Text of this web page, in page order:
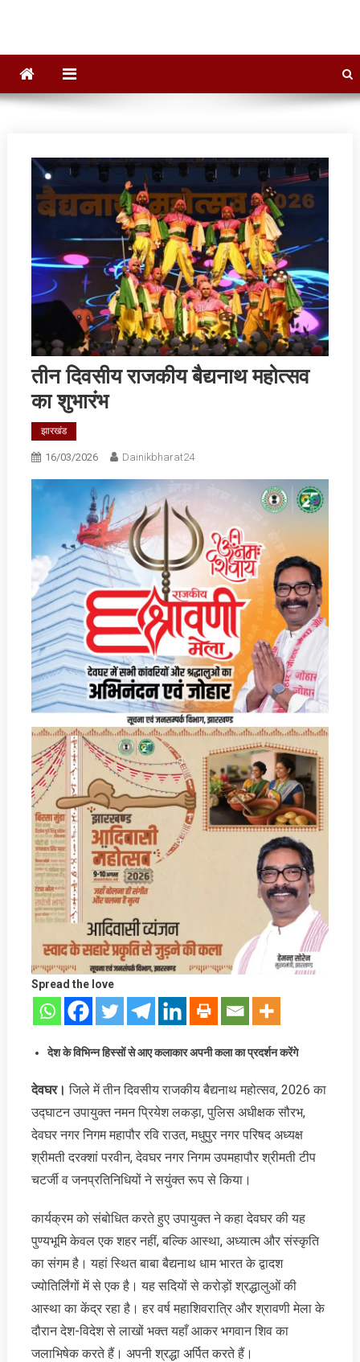
तीन दिवसीय राजकीय बैद्यनाथ महोत्सव
का शुभारंभ
झारखंड
16/03/2026 Dainikbharat24
Spread the love
देश के विभिन्न हिस्सों से आए कलाकार अपनी कला का प्रदर्शन करेंगे
देवघर। जिले में तीन दिवसीय राजकीय बैद्यनाथ महोत्सव, 2026 का
उद्घाटन उपायुक्त नमन प्रियेश लकड़ा, पुलिस अधीक्षक सौरभ,
देवघर नगर निगम महापौर रवि राउत, मधुपुर नगर परिषद अध्यक्ष
श्रीमती दरक्शां परवीन, देवघर नगर निगम उपमहापौर श्रीमती टीप
चटर्जी व जनप्रतिनिधियों ने सयुंक्त रूप से किया।
कार्यक्रम को संबोधित करते हुए उपायुक्त ने कहा देवघर की यह
पुण्यभूमि केवल एक शहर नहीं, बल्कि आस्था, अध्यात्म और संस्कृति
का संगम है। यहां स्थित बाबा बैद्यनाथ धाम भारत के द्वादश
ज्योतिर्लिंगों में से एक है। यह सदियों से करोड़ों श्रद्धालुओं की
आस्था का केंद्र रहा है। हर वर्ष महाशिवरात्रि और श्रावणी मेला के
दौरान देश-विदेश से लाखों भक्त यहाँ आकर भगवान शिव का
जलाभिषेक करते हैं। अपनी श्रद्धा अर्पित करते हैं।